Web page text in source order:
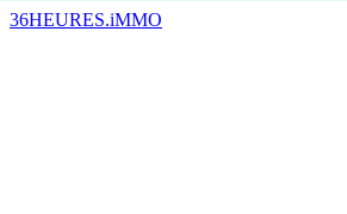
36HEURES.iMMO